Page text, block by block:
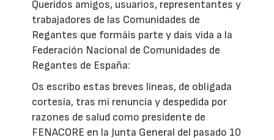
Queridos amigos, usuarios, representantes y
trabajadores de las Comunidades de
Regantes que formáis parte y dais vida a la
Federación Nacional de Comunidades de
Regantes de España:
Os escribo estas breves líneas, de obligada
cortesía, tras mi renuncia y despedida por
razones de salud como presidente de
FENACORE en la Junta General del pasado 10